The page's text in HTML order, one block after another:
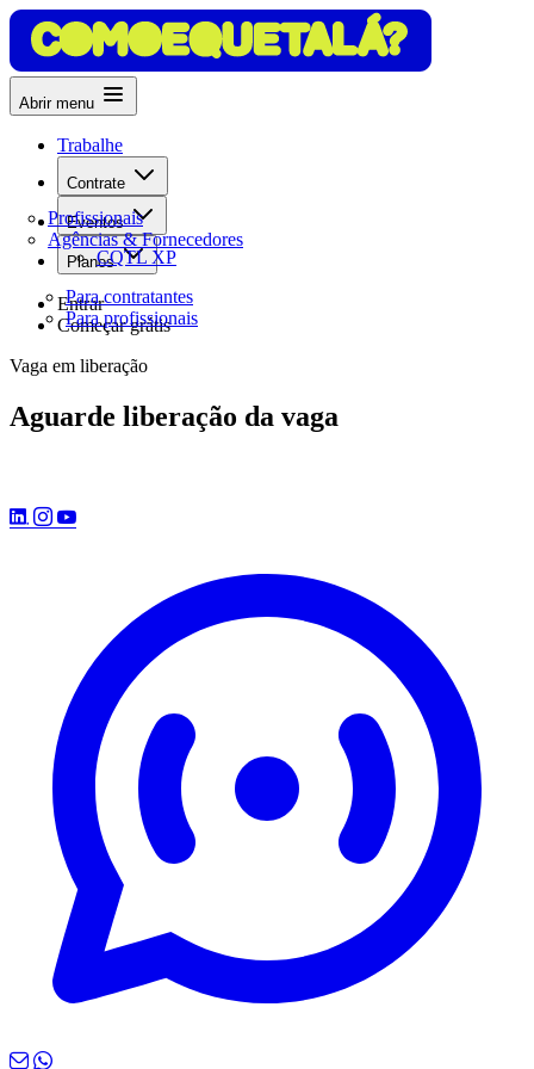
Abrir menu
Trabalhe
Contrate
Profissionais
Agências & Fornecedores
Eventos
CQTL XP
Planos
Para contratantes
Para profissionais
Entrar
Começar grátis
Vaga em liberação
Aguarde liberação da vaga